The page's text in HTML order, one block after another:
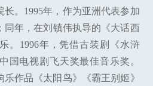
。1995年，作为亚洲代表参加
同年，在刘镇伟执导的《大话西
。1996年，凭借古装剧《水浒
国电视剧飞天奖最佳音乐奖。
作品《太阳鸟》《霸王别姬》